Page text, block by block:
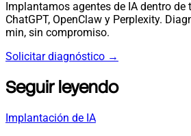
Implantamos agentes de IA dentro de
ChatGPT, OpenClaw y Perplexity.
min, sin compromiso.
Solicitar diagnóstico →
Seguir leyendo
Implantación de IA